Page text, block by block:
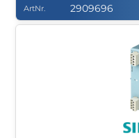
ArtNr. 2909696